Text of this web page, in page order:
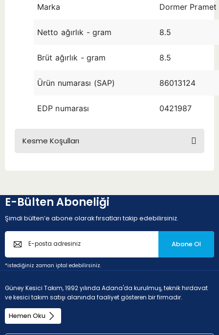
Marka Dormer Pramet
Netto ağırlık - gram 8.5
Brüt ağırlık - gram 8.5
Ürün numarası (SAP) 86013124
EDP numarası 0421987
Kesme Koşulları
E-Bülten Aboneliği
Şimdi bülten’e abone olarak fırsatları takip edebilirsiniz.
Abone Ol
*istediğiniz zaman iptal edebilirsiniz.
Güney Kesici Takım, 1992 yılında Adana'da kurulmuş, teknik hırdavat
ve kesici takım satışı alanında faaliyet gösteren bir firmadır.
Hemen Oku